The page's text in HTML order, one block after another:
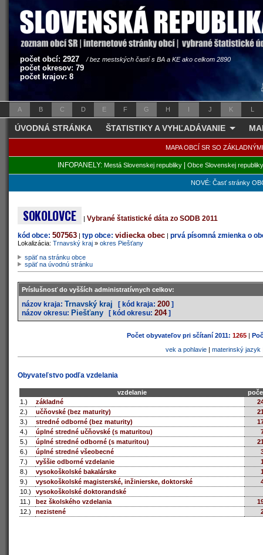
počet obcí: 2927 / bez mestských častí s BA a KE ako celkom 2890
počet okresov: 79
počet krajov: 8
A B C D E F G H I J K L
ÚVODNÁ STRÁNKA ŠTATISTIKY A VYHĽADÁVANIE
MAPA OBCÍ SR SO
INFOPANELY: Mestá Slovenskej republiky| Obce Slovenskej republiky
NOVÉ: Časť stránky
SOKOLOVCE | Vybrané štatistické dáta zo SODB 2011
kód obce: 507563 | typ obce: vidiecka obec | prvá písomná zmienka o
Lokalizácia: Trnavský kraj » okres Piešťany
späť na stránku obce
späť na úvodnú stránku
Príslušnosť do vyšších administratívnych celkov:
názov kraja: Trnavský kraj [ kód kraja: 200 ]
názov okresu: Piešťany [ kód okresu: 204]
Počet obyvateľov pri sčítaní 2011: 1265 |
vek a pohlavie| materinský jazyk
Obyvateľstvo podľa vzdelania
vzdelanie
1.)
základné
2.)
učňovské (bez maturity)
3.)
stredné odborné (bez maturity)
4.)
úplné stredné učňovské (s maturitou)
5.)
úplné stredné odborné (s maturitou)
6.)
úplné stredné všeobecné
7.)
vyššie odborné vzdelanie
8.)
vysokoškolské bakalárske
9.)
vysokoškolské magisterské, inžinierske, doktorské
10.)
vysokoškolské doktorandské
11.)
bez školského vzdelania
12.)
nezistené